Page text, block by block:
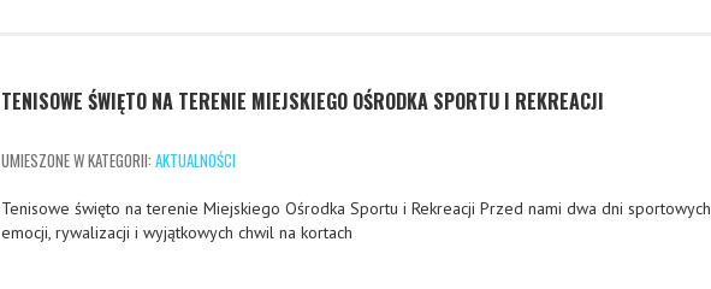
TENISOWE ŚWIĘTO NA TERENIE MIEJSKIEGO OŚRODKA SPORTU I REKREACJI
UMIESZONE W KATEGORII: AKTUALNOŚCI
Tenisowe święto na terenie Miejskiego Ośrodka Sportu i Rekreacji Przed nami dwa dni sportowych
emocji, rywalizacji i wyjątkowych chwil na kortach